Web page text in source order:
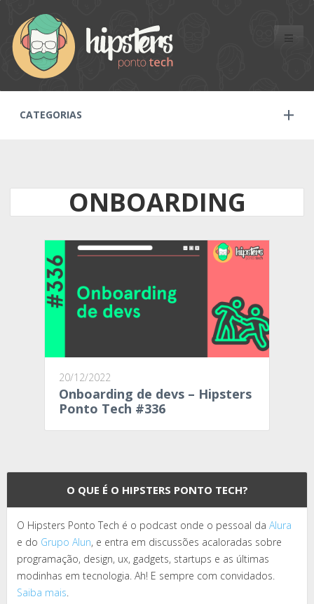
Toggle
CATEGORIAS
ONBOARDING
20/12/2022
Onboarding de devs – Hipsters
Ponto Tech #336
O QUE É O HIPSTERS PONTO TECH?
O Hipsters Ponto Tech é o podcast onde o pessoal da Alura
e do Grupo Alun, e entra em discussões acaloradas sobre
programação, design, ux, gadgets, startups e as últimas
modinhas em tecnologia. Ah! E sempre com convidados.
Saiba mais.